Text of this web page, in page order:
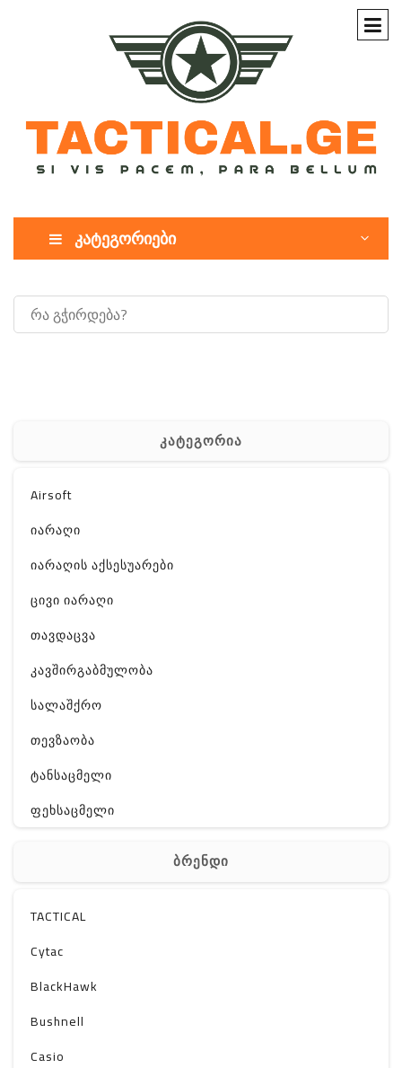
კატეგორიები
კატეგორია
Airsoft
იარაღი
იარაღის აქსესუარები
ცივი იარაღი
თავდაცვა
კავშირგაბმულობა
სალაშქრო
თევზაობა
ტანსაცმელი
ფეხსაცმელი
სხვა
Off-Road
ბრენდი
TACTICAL
Cytac
BlackHawk
Bushnell
Casio